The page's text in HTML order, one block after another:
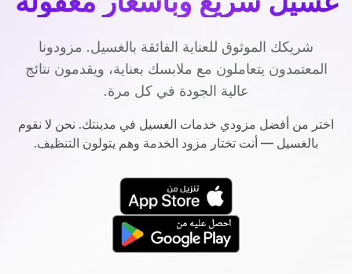
شريكك الموثوق للعناية الفائقة بالغسيل. مزودونا
المعتمدون يتعاملون مع ملابسك بعناية، ويقدمون نتائج
عالية الجودة في كل مرة.
اختر من أفضل مزودي خدمات الغسيل في مدينتك. نحن لا نقوم
بالغسيل — أنت تختار مزود الخدمة وهم يتولون التنظيف.